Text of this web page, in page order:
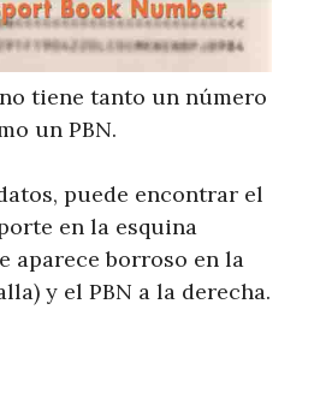
tiene tanto un número
un PBN.
puede encontrar el
en la esquina
aparece borroso en la
y el PBN a la derecha.